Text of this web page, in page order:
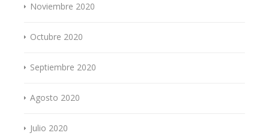
Noviembre 2020
Octubre 2020
Septiembre 2020
Agosto 2020
Julio 2020